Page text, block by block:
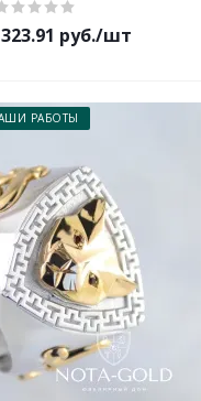
руб./шт
РАБОТЫ